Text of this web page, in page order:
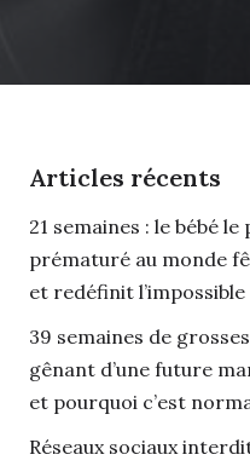
Articles récents
21 semaines : le bébé le
prématuré au monde
et redéfinit l’impossible
39 semaines de
gênant d’une future
et pourquoi c’est
Réseaux sociaux